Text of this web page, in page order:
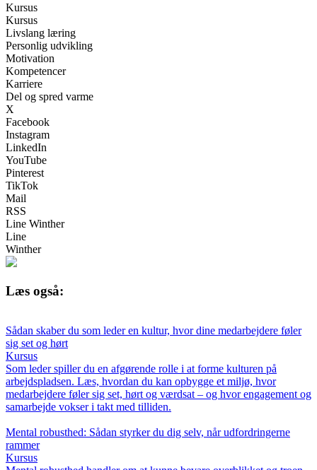
Kursus
Kursus
Livslang læring
Personlig udvikling
Motivation
Kompetencer
Karriere
Del og spred varme
X
Facebook
Instagram
LinkedIn
YouTube
Pinterest
TikTok
Mail
RSS
Line Winther
Line
Winther
Læs også:
Sådan skaber du som leder en kultur, hvor dine medarbejdere føler
sig set og hørt
Kursus
Som leder spiller du en afgørende rolle i at forme kulturen på
arbejdspladsen. Læs, hvordan du kan opbygge et miljø, hvor
medarbejdere føler sig set, hørt og værdsat – og hvor engagement og
samarbejde vokser i takt med tilliden.
Mental robusthed: Sådan styrker du dig selv, når udfordringerne
rammer
Kursus